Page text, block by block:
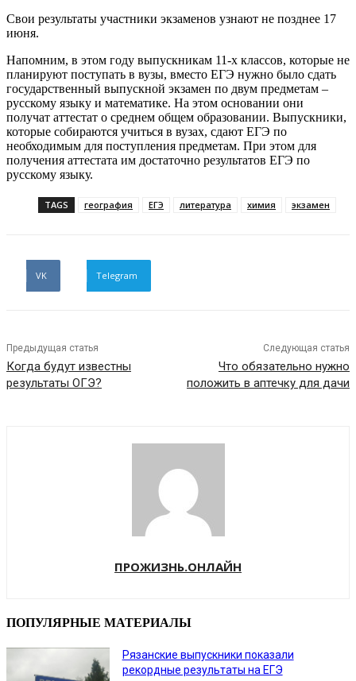
Свои результаты участники экзаменов узнают не позднее 17
июня.
Напомним, в этом году выпускникам 11-х классов, которые не
планируют поступать в вузы, вместо ЕГЭ нужно было сдать
государственный выпускной экзамен по двум предметам –
русскому языку и математике. На этом основании они
получат аттестат о среднем общем образовании. Выпускники,
которые собираются учиться в вузах, сдают ЕГЭ по
необходимым для поступления предметам. При этом для
получения аттестата им достаточно результатов ЕГЭ по
русскому языку.
TAGS география ЕГЭ литература химия экзамен
VK Telegram
Предыдущая статья
Когда будут известны
результаты ОГЭ?
Следующая статья
Что обязательно нужно
положить в аптечку для дачи
ПРОЖИЗНЬ.ОНЛАЙН
ПОПУЛЯРНЫЕ МАТЕРИАЛЫ
Рязанские выпускники показали
рекордные результаты на ЕГЭ